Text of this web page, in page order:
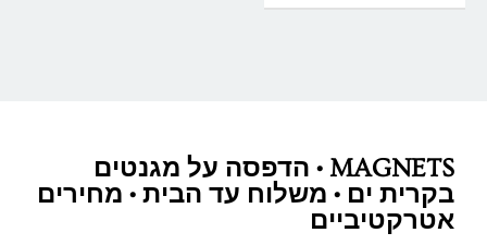
MAGNETS • הדפסה על מגנטים
בקרית ים • משלוח עד הבית • מחירים
אטרקטיביים